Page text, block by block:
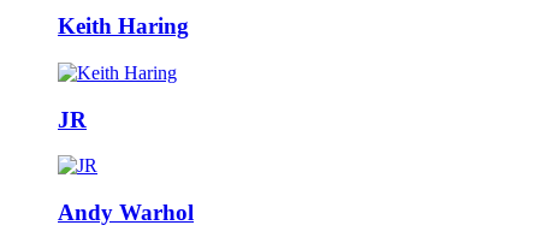
Keith Haring
JR
Andy Warhol